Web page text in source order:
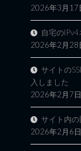
2026年3月17
自宅の
2026年2月28
サイトの
入しました
2026年2月7日
サイト内
2026年2月6日